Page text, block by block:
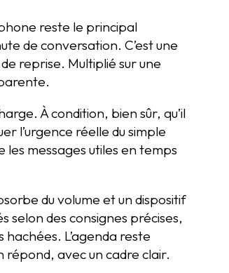
reste le principal
de conversation. C’est une
reprise. Multiplié sur une
À condition, bien sûr, qu’il
l’urgence réelle du simple
messages utiles en temps
du volume et un dispositif
selon des consignes précises,
L’agenda reste
répond, avec un cadre clair.